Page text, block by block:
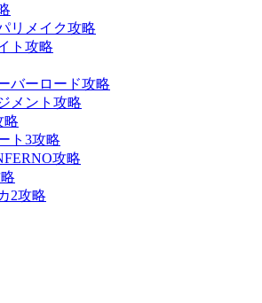
リメイク攻略
ト攻略
バーロード攻略
メント攻略
略
ト3攻略
攻略
2攻略